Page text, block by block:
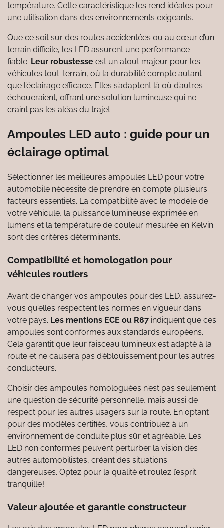
température. Cette caractéristique les rend idéales pour
une utilisation dans des environnements exigeants.
Que ce soit sur des routes accidentées ou au cœur d’un
terrain difficile, les LED assurent une performance
fiable. Leur robustesse est un atout majeur pour les
véhicules tout-terrain, où la durabilité compte autant
que l’éclairage efficace. Elles s’adaptent là où d’autres
échoueraient, offrant une solution lumineuse qui ne
craint pas les aléas du trajet.
Ampoules LED auto : guide pour un
éclairage optimal
Sélectionner les meilleures ampoules LED pour votre
automobile nécessite de prendre en compte plusieurs
facteurs essentiels. La compatibilité avec le modèle de
votre véhicule, la puissance lumineuse exprimée en
lumens et la température de couleur mesurée en Kelvin
sont des critères déterminants.
Compatibilité et homologation pour
véhicules routiers
Avant de changer vos ampoules pour des LED, assurez-
vous qu’elles respectent les normes en vigueur dans
votre pays. Les mentions ECE ou R87 indiquent que ces
ampoules sont conformes aux standards européens.
Cela garantit que leur faisceau lumineux est adapté à la
route et ne causera pas d’éblouissement pour les autres
conducteurs.
Choisir des ampoules homologuées n’est pas seulement
une question de sécurité personnelle, mais aussi de
respect pour les autres usagers sur la route. En optant
pour des modèles certifiés, vous contribuez à un
environnement de conduite plus sûr et agréable. Les
LED non conformes peuvent perturber la vision des
autres automobilistes, créant des situations
dangereuses. Optez pour la qualité et roulez l’esprit
tranquille !
Valeur ajoutée et garantie constructeur